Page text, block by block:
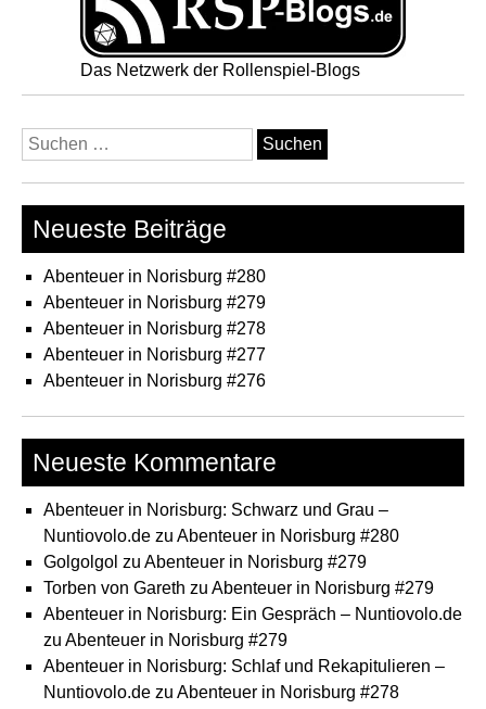
Das Netzwerk der Rollenspiel-Blogs
Suchen
nach:
Neueste Beiträge
Abenteuer in Norisburg #280
Abenteuer in Norisburg #279
Abenteuer in Norisburg #278
Abenteuer in Norisburg #277
Abenteuer in Norisburg #276
Neueste Kommentare
Abenteuer in Norisburg: Schwarz und Grau –
Nuntiovolo.de zu Abenteuer in Norisburg #280
Golgolgol zu Abenteuer in Norisburg #279
Torben von Gareth zu Abenteuer in Norisburg #279
Abenteuer in Norisburg: Ein Gespräch – Nuntiovolo.de
zu Abenteuer in Norisburg #279
Abenteuer in Norisburg: Schlaf und Rekapitulieren –
Nuntiovolo.de zu Abenteuer in Norisburg #278